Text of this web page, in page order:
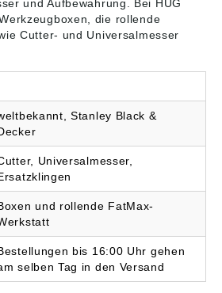
undAufbewahrung
. Bei HUG
die rollende
Cutter- und Universalmesser
Stanley Black &
Universalmesser,
und rollende FatMax-
bis 16:00 Uhr gehen
selben Tag in den Versand